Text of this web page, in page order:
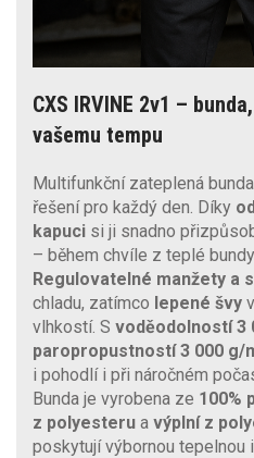
CXS IRVINE 2v1 –
vašemu tempu
Multifunkční zateplená
řešení pro každý den. Díky
kapuci si ji snadno
– během chvíle z teplé
Regulovatelné manžety a
chladu, zatímco lepené švy
vlhkostí. S voděodolností 3
paropropustností 3 000 g/
i pohodlí i při náročném
Bunda je vyrobena ze 100%
z polyesteru a výplní z
poskytují výbornou tepelnou